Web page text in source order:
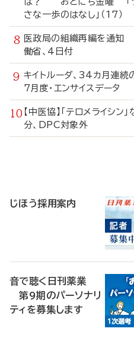
さな一歩のはなし」（17）
医政局の組織再編を通
働省、4日付
キイトルーダ、34カ月連
7月度・エンサイスデータ
【中医協】「テロメライシン
分、DPC対象外
じほう採用案内
音で聴く日刊薬業
第9期のパーソナリ
ティを募集します